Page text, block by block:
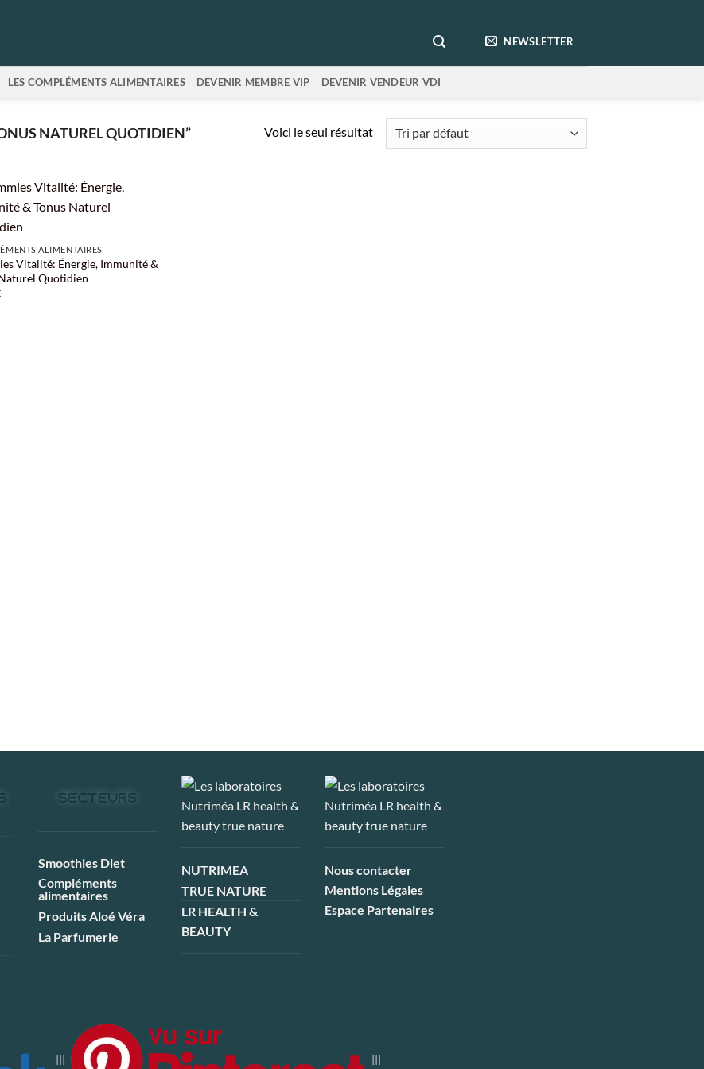
NEWSLETTER
LES COMPLÉMENTS ALIMENTAIRES DEVENIR MEMBRE VIP DEVENIR VENDEUR VDI
NATUREL QUOTIDIEN” Voici le seul résultat
ALIMENTAIRES
Vitalité: Énergie, Immunité &
Quotidien
Smoothies Diet
Compléments
alimentaires
Produits Aloé Véra
La Parfumerie
NUTRIMEA
TRUE NATURE
LR HEALTH &
BEAUTY
Nous contacter
Mentions Légales
Espace Partenaires
||| |||